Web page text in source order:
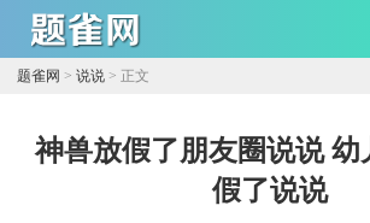
题雀网 > 说说> 正文
神兽放假了朋友圈说说 幼
假了说说